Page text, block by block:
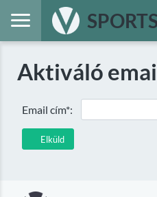
Aktiváló
Elküld
Email cím*: